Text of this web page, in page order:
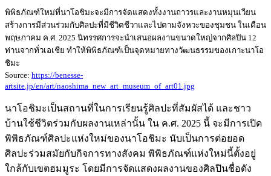
พิพิธภัณฑ์ใหม่ที่นาโอชิมะจะมีการจัดแสดงทั้งงานถาวรและงานหมุนเวียน
สร้างการมีส่วนร่วมกับศิลปะที่มีชีวิตชีวาและไปตามจังหวะของชุมชน ในเดือน
พฤษภาคม ค.ศ. 2025 นิทรรศการจะนำเสนอผลงานขนาดใหญ่จากศิลปิน 12
ท่านจากทั่วเอเชีย ทำให้พิพิธภัณฑ์เป็นจุดหมายทางวัฒนธรรมของเกาะนาโอ
ชิมะ
Source: https://benesse-
artsite.jp/en/art/naoshima_new_art_museum_of_art01.jpg
นาโอชิมะเป็นสถานที่ในการเรียนรู้ศิลปะที่สัมผัสได้ และชาว
บ้านใช้ชีวิตร่วมกับผลงานเหล่านั้น ใน ค.ศ. 2025 นี้ จะมีการเปิด
พิพิธภัณฑ์ศิลปะแห่งใหม่ของนาโอชิมะ นับเป็นการต่อยอด
ศิลปะร่วมสมัยกับกิจการทางสังคม พิพิธภัณฑ์แห่งใหม่นี้ตั้งอยู่
ใกล้กับเขตฮมมูระ โดยมีการจัดแสดงผลงานของศิลปินชื่อดัง